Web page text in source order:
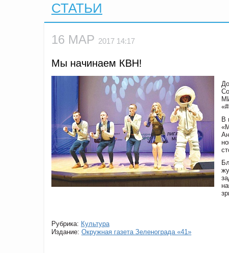
СТАТЬИ
16 МАР 2017 14:17
Мы начинаем КВН!
В
Рубрика: Культура
Издание: Окружная газета Зеленограда «41»